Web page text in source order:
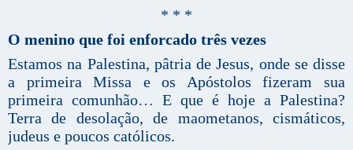
* * *
O menino que foi enforcado três vezes
Estamos na Palestina, pâtria de Jesus, onde se disse
a primeira Missa e os Apóstolos fizeram sua
primeira comunhão… E que é hoje a Palestina?
Terra de desolação, de maometanos, cismáticos,
judeus e poucos católicos.